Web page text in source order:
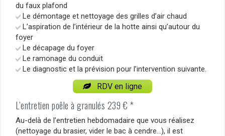
du faux plafond
Le démontage et nettoyage des grilles d’air chaud
L’aspiration de l’intérieur de la hotte ainsi qu’autour du
foyer
Le décapage du foyer
Le ramonage du conduit
Le diagnostic et la prévision pour l’intervention suivante.
RDV en ligne
L’entretien poêle à granulés 239 € *
Au-delà de l’entretien hebdomadaire que vous réalisez
(nettoyage du brasier, vider le bac à cendre…), il est